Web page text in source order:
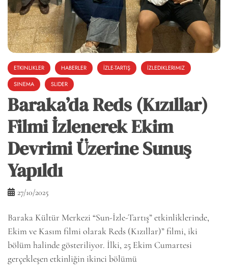
ETKINLIKLER HABERLER İZLE-TARTIŞ
İZLEDIKLERIMIZ
SINEMA
SLIDER
Baraka’da Reds (Kızıllar)
Filmi İzlenerek Ekim
Devrimi Üzerine Sunuş
Yapıldı
27/10/2025
Baraka Kültür Merkezi “Sun-İzle-Tartış” etkinliklerinde,
Ekim ve Kasım filmi olarak Reds (Kızıllar)” filmi, iki
bölüm halinde gösteriliyor. İlki, 25 Ekim Cumartesi
gerçekleşen etkinliğin ikinci bölümü